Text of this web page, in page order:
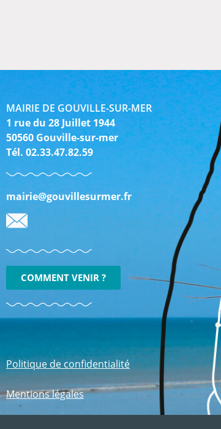
MAIRIE DE GOUVILLE-SUR-MER
1 rue du 28 Juillet 1944
50560 Gouville-sur-mer
Tél. 02.33.47.82.59
mairie@gouvillesurmer.fr
COMMENT VENIR ?
Politique de confidentialité
Mentions légales